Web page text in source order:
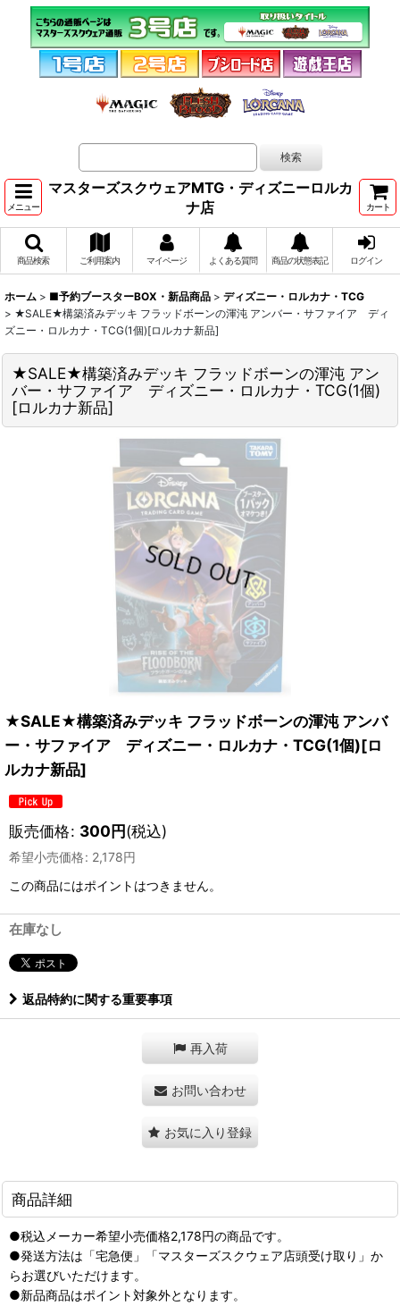
メニュー
マスターズスクウェアMTG・ディズニーロルカ
ナ店
カート
商品検索 ご利用案内 マイページ よくある質問 商品の状態表記 ログイン
ホーム > ■予約ブースターBOX・新品商品 > ディズニー・ロルカナ・TCG
> ★SALE★構築済みデッキ フラッドボーンの渾沌 アンバー・サファイア ディ
ズニー・ロルカナ・TCG(1個)[ロルカナ新品]
★SALE★構築済みデッキ フラッドボーンの渾沌 アン
バー・サファイア ディズニー・ロルカナ・TCG(1個)
[ロルカナ新品]
★SALE★構築済みデッキ フラッドボーンの渾沌 アンバ
ー・サファイア ディズニー・ロルカナ・TCG(1個)[ロ
ルカナ新品]
販売価格: 300円(税込)
希望小売価格: 2,178円
この商品にはポイントはつきません。
在庫なし
返品特約に関する重要事項
再入荷
お問い合わせ
お気に入り登録
商品詳細
●税込メーカー希望小売価格2,178円の商品です。
●発送方法は「宅急便」「マスターズスクウェア店頭受け取り」か
らお選びいただけます。
●新品商品はポイント対象外となります。